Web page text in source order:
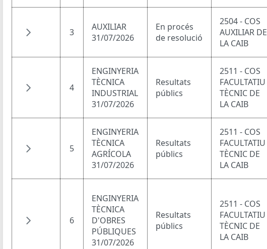
3
AUXILIAR
31/07/2026
En procés
de resolució
2504 - COS
AUXILIAR DE
LA CAIB
4
ENGINYERIA
TÈCNICA
INDUSTRIAL
31/07/2026
Resultats
públics
2511 - COS
FACULTATIU
TÈCNIC DE
LA CAIB
5
ENGINYERIA
TÈCNICA
AGRÍCOLA
31/07/2026
Resultats
públics
2511 - COS
FACULTATIU
TÈCNIC DE
LA CAIB
6
ENGINYERIA
TÈCNICA
D'OBRES
PÚBLIQUES
31/07/2026
Resultats
públics
2511 - COS
FACULTATIU
TÈCNIC DE
LA CAIB